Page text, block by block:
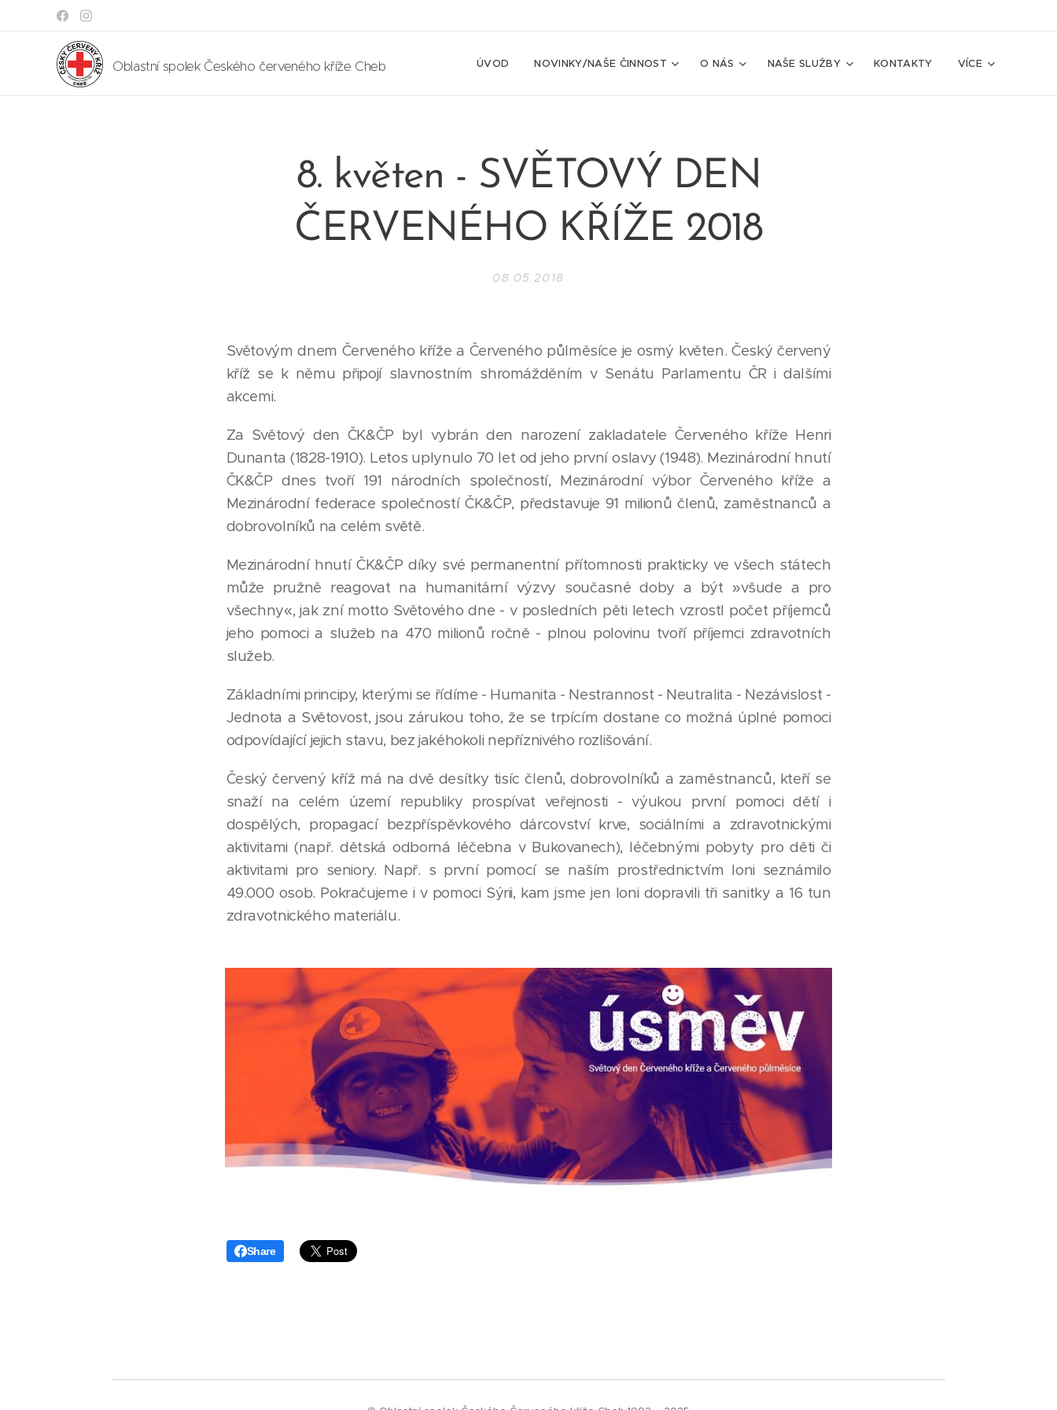
Oblastní spolek Českého červeného kříže Cheb ÚVOD NOVINKY/NAŠE ČINNOST O NÁS NAŠE SLUŽBY KONTAKTY VÍCE
8. květen - SVĚTOVÝ DEN
ČERVENÉHO KŘÍŽE 2018
08.05.2018
Světovým dnem Červeného kříže a Červeného půlměsíce je osmý květen. Český červený
kříž se k němu připojí slavnostním shromážděním v Senátu Parlamentu ČR i dalšími
akcemi.
Za Světový den ČK&ČP byl vybrán den narození zakladatele Červeného kříže Henri
Dunanta (1828-1910). Letos uplynulo 70 let od jeho první oslavy (1948). Mezinárodní hnutí
ČK&ČP dnes tvoří 191 národních společností, Mezinárodní výbor Červeného kříže a
Mezinárodní federace společností ČK&ČP, představuje 91 milionů členů, zaměstnanců a
dobrovolníků na celém světě.
Mezinárodní hnutí ČK&ČP díky své permanentní přítomnosti prakticky ve všech státech
může pružně reagovat na humanitární výzvy současné doby a být »všude a pro
všechny«, jak zní motto Světového dne - v posledních pěti letech vzrostl počet příjemců
jeho pomoci a služeb na 470 milionů ročně - plnou polovinu tvoří příjemci zdravotních
služeb.
Základními principy, kterými se řídíme - Humanita - Nestrannost - Neutralita - Nezávislost -
Jednota a Světovost, jsou zárukou toho, že se trpícím dostane co možná úplné pomoci
odpovídající jejich stavu, bez jakéhokoli nepříznivého rozlišování.
Český červený kříž má na dvě desítky tisíc členů, dobrovolníků a zaměstnanců, kteří se
snaží na celém území republiky prospívat veřejnosti - výukou první pomoci dětí i
dospělých, propagací bezpříspěvkového dárcovství krve, sociálními a zdravotnickými
aktivitami (např. dětská odborná léčebna v Bukovanech), léčebnými pobyty pro děti či
aktivitami pro seniory. Např. s první pomocí se naším prostřednictvím loni seznámilo
49.000 osob. Pokračujeme i v pomoci Sýrii, kam jsme jen loni dopravili tři sanitky a 16 tun
zdravotnického materiálu.
Share